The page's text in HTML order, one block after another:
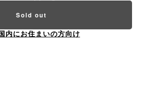
Sold out
内にお住まいの方向け